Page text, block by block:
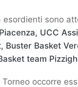
esordienti sono
UCC
Buster Basket
team
occorre